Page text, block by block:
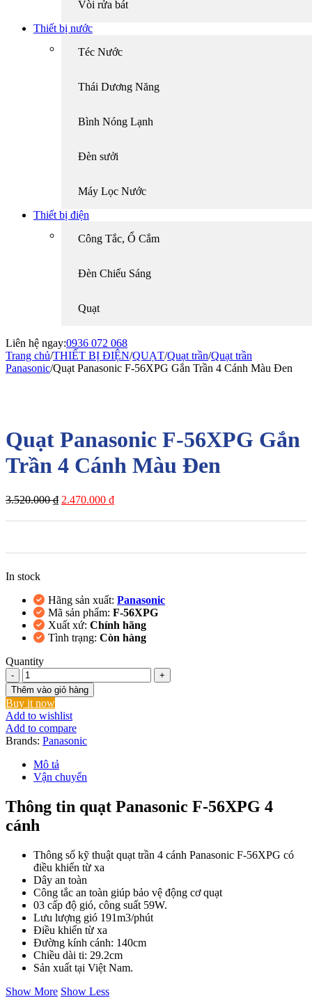
Vòi rửa bát
Thiết bị nước
Téc Nước
Thái Dương Năng
Bình Nóng Lạnh
Đèn sưởi
Máy Lọc Nước
Thiết bị điện
Công Tắc, Ổ Cắm
Đèn Chiếu Sáng
Quạt
Liên hệ ngay:0936 072 068
Trang chủ/THIẾT BỊ ĐIỆN/QUẠT/Quạt trần/Quạt trần
Panasonic/Quạt Panasonic F‑56XPG Gắn Trần 4 Cánh Màu Đen
Quạt Panasonic F‑56XPG Gắn
Trần 4 Cánh Màu Đen
3.520.000₫ Giá
2.470.000 ₫Giá
In stock
Hãng sản xuất: Panasonic
Mã sản phẩm: F‑56XPG
Xuất xứ: Chính hãng
Tình trạng: Còn hàng
Quantity
Quạt
Panasonic
F‑56XPG
Gắn
Trần
4
Cánh
Màu
Đen
lượng
Thêm vào giỏ hàng
Buy it now
Add to wishlist
Add to compare
Brands: Panasonic
Mô tả
Vận chuyển
Thông tin quạt Panasonic F‑56XPG 4
cánh
Thông số kỹ thuật quạt trần 4 cánh Panasonic F‑56XPG có
điều khiển từ xa
Dây an toàn
Công tắc an toàn giúp bảo vệ động cơ quạt
03 cấp độ gió, công suất 59W.
Lưu lượng gió 191m3/phút
Điều khiển từ xa
Đường kính cánh: 140cm
Chiều dài ti: 29.2cm
Sản xuất tại Việt Nam.
Show More Show Less